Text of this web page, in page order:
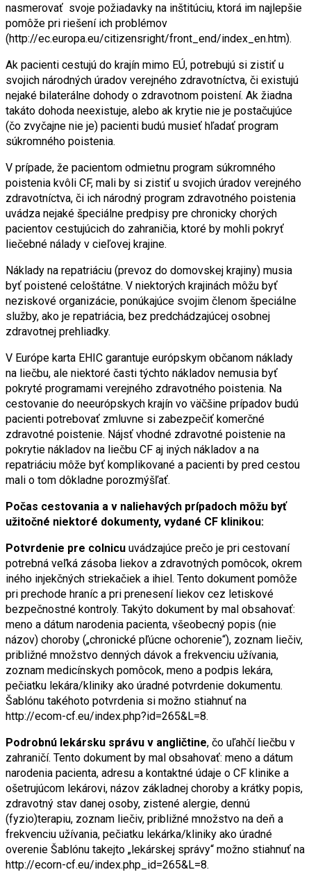
nasmerovať svoje požiadavky na inštitúciu, ktorá im najlepšie
pomôže pri riešení ich problémov
(http://ec.europa.eu/citizensright/front_end/index_en.htm).
Ak pacienti cestujú do krajín mimo EÚ, potrebujú si zistiť u
svojich národných úradov verejného zdravotníctva, či existujú
nejaké bilaterálne dohody o zdravotnom poistení. Ak žiadna
takáto dohoda neexistuje, alebo ak krytie nie je postačujúce
(čo zvyčajne nie je) pacienti budú musieť hľadať program
súkromného poistenia.
V prípade, že pacientom odmietnu program súkromného
poistenia kvôli CF, mali by si zistiť u svojich úradov verejného
zdravotníctva, či ich národný program zdravotného poistenia
uvádza nejaké špeciálne predpisy pre chronicky chorých
pacientov cestujúcich do zahraničia, ktoré by mohli pokryť
liečebné nálady v cieľovej krajine.
Náklady na repatriáciu (prevoz do domovskej krajiny) musia
byť poistené celoštátne. V niektorých krajinách môžu byť
neziskové organizácie, ponúkajúce svojim členom špeciálne
služby, ako je repatriácia, bez predchádzajúcej osobnej
zdravotnej prehliadky.
V Európe karta EHIC garantuje európskym občanom náklady
na liečbu, ale niektoré časti týchto nákladov nemusia byť
pokryté programami verejného zdravotného poistenia. Na
cestovanie do neeurópskych krajín vo väčšine prípadov budú
pacienti potrebovať zmluvne si zabezpečiť komerčné
zdravotné poistenie. Nájsť vhodné zdravotné poistenie na
pokrytie nákladov na liečbu CF aj iných nákladov a na
repatriáciu môže byť komplikované a pacienti by pred cestou
mali o tom dôkladne porozmýšľať.
Počas cestovania a v naliehavých prípadoch môžu byť
užitočné niektoré dokumenty, vydané CF klinikou:
Potvrdenie pre colnicu uvádzajúce prečo je pri cestovaní
potrebná veľká zásoba liekov a zdravotných pomôcok, okrem
iného injekčných striekačiek a ihiel. Tento dokument pomôže
pri prechode hraníc a pri prenesení liekov cez letiskové
bezpečnostné kontroly. Takýto dokument by mal obsahovať:
meno a dátum narodenia pacienta, všeobecný popis (nie
názov) choroby („chronické pľúcne ochorenie“), zoznam liečiv,
približné množstvo denných dávok a frekvenciu užívania,
zoznam medicínskych pomôcok, meno a podpis lekára,
pečiatku lekára/kliniky ako úradné potvrdenie dokumentu.
Šablónu takéhoto potvrdenia si možno stiahnuť na
http://ecom-cf.eu/index.php?id=265&L=8.
Podrobnú lekársku správu v angličtine, čo uľahčí liečbu v
zahraničí. Tento dokument by mal obsahovať: meno a dátum
narodenia pacienta, adresu a kontaktné údaje o CF klinike a
ošetrujúcom lekárovi, názov základnej choroby a krátky popis,
zdravotný stav danej osoby, zistené alergie, dennú
(fyzio)terapiu, zoznam liečiv, približné množstvo na deň a
frekvenciu užívania, pečiatku lekárka/kliniky ako úradné
overenie Šablónu takejto „lekárskej správy“ možno stiahnuť na
http://ecorn-cf.eu/index.php_id=265&L=8.